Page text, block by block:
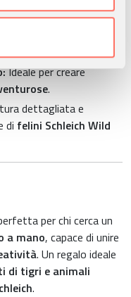
inoltre
il nostro sito con i
dei dati web,
combinarle
loro o che hanno
curiosità sulle
interesse per la
Ideale per creare
.
dettagliata e
di felini Schleich Wild
per chi cerca un
a mano, capace di unire
. Un regalo ideale
di tigri e animali
.